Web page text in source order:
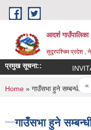
Skip to main content
आदर्श गाउँपालिका
सुदूरपश्चिम प्रदेश ,
प्रमुख सूचना::
«
You are here
Home » गाउँसभा हुने सम्बन्धी
गाउँसभा हुने